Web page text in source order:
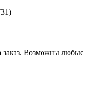
заказ. Возможны любые